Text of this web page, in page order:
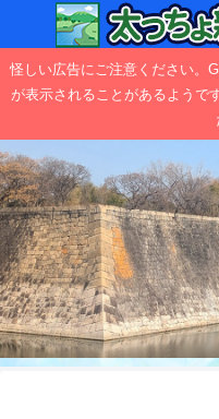
怪しい広告にご注意ください。
が表示されることがあるようで